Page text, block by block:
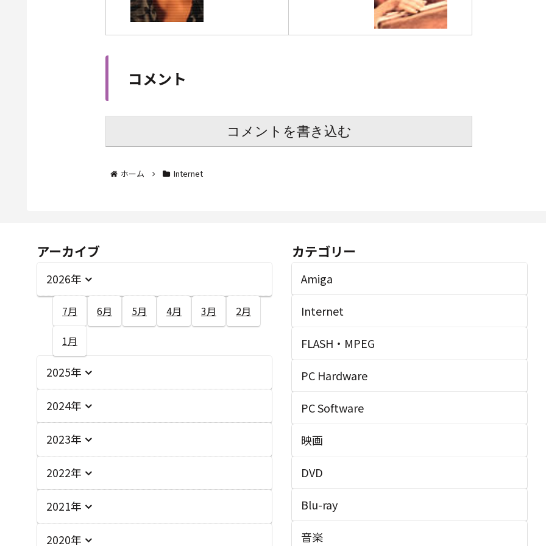
コメント
コメントを書き込む
ホーム Internet
アーカイブ
2026年
7月 6月 5月 4月 3月 2月
1月
2025年
2024年
2023年
2022年
2021年
2020年
カテゴリー
Amiga
Internet
FLASH・MPEG
PC Hardware
PC Software
映画
DVD
Blu-ray
音楽